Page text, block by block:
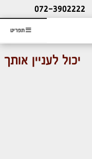
תפריט
ליעוץ חינם
והזמנת כרטיס שמחות
072-3902222
יכול לעניין אותך